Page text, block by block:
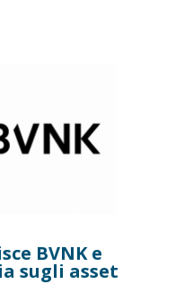
BVNK e
sugli asset